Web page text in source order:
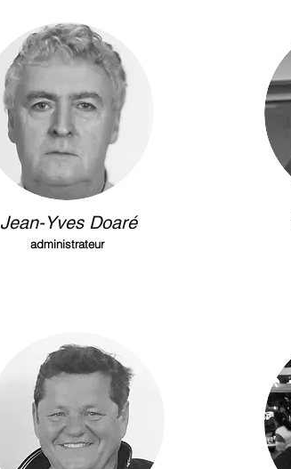
Jean-Yves Doaré
administrateur